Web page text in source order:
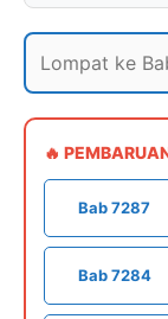
🔥
Bab 7287
Bab 7284